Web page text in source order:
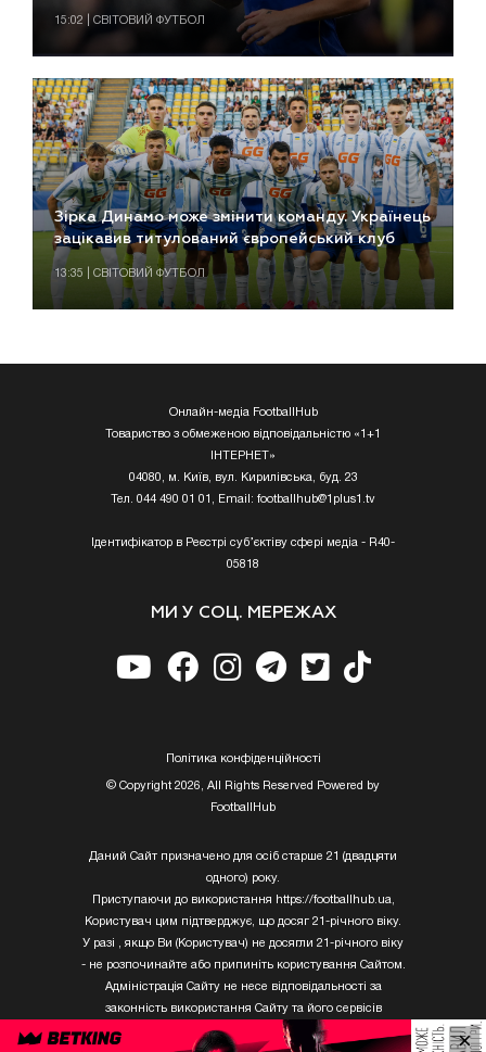
15:02 | СВІТОВИЙ ФУТБОЛ
Зірка Динамо може змінити команду. Українець
зацікавив титулований європейський клуб
13:35 | СВІТОВИЙ ФУТБОЛ
Онлайн-медіа FootballHub
Товариство з обмеженою відповідальністю «1+1
ІНТЕРНЕТ»
04080, м. Київ, вул. Кирилівська, буд. 23
Тел. 044 490 01 01, Email: footballhub@1plus1.tv
Ідентифікатор в Реєстрі суб’єктіву сфері медіа - R40-
05818
МИ У СОЦ. МЕРЕЖАХ
Полiтика конфiденцiйностi
© Copyright 2026, All Rights Reserved Powered by
FootballHub
Даний Сайт призначено для осіб старше 21 (двадцяти
одного) року.
Приступаючи до використання https://footballhub.ua,
Користувач цим підтверджує, що досяг 21-річного віку.
У разі , якщо Ви (Користувач) не досягли 21-річного віку
- не розпочинайте або припиніть користування Сайтом.
Адміністрація Сайту не несе відповідальності за
законність використання Сайту та його сервісів
Користувачем, який не досяг 21-річного віку.
×